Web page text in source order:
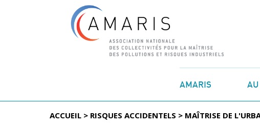
AMARIS
ACCUEIL > RISQUES ACCIDENTELS > MAÎTRISE DE